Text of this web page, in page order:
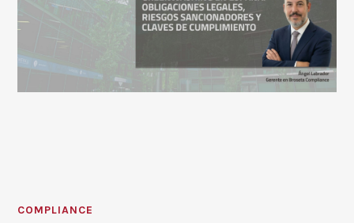
COMPLIANCE